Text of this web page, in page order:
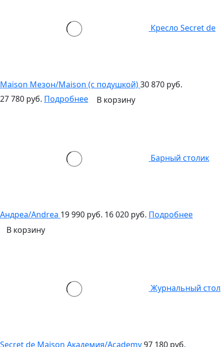
Кресло Secret de
Maison Мезон/Maison (c подушкой)30 870 руб.
27 780 руб. Подробнее В корзину
Барный столик
Андреа/Andrea 19 990 руб. 16 020 руб. Подробнее
В корзину
Журнальный стол
Secret de Maison Академия/Academy97 180 руб.